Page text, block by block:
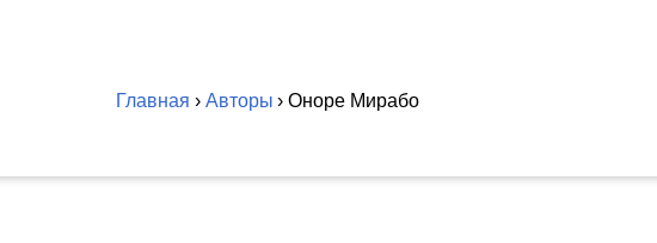
Главная › Авторы › Оноре Мирабо